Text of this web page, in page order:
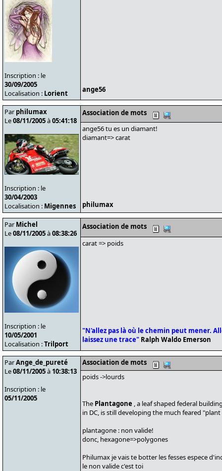
Inscription : le
30/09/2005
Localisation : Lorient ange56
Par philumax
Le08/11/2005à05:41:18
Inscription : le
30/04/2003
Localisation : Migennes
Association de mots
ange56 tu es un diamant!
diamant=> carat
philumax
Par Michel
Le08/11/2005à08:38:26
Inscription : le
10/05/2001
Localisation :Trilport
Association de mots
carat => poids
"N'allez pas là où le chemin peut mener.
laissez une trace" Ralph Waldo Emerson
ParAnge_de_pureté
Le08/11/2005à 10:38:13
Inscription : le
05/11/2005
Association de mots
poids ->lourds
The Plantagone , a leaf shaped federal
in DC, is still developing the much feared
plantagone : non valide!
donc, hexagone=>polygones
Philumax je vais te botter les fesses espece
le non valide c'est toi